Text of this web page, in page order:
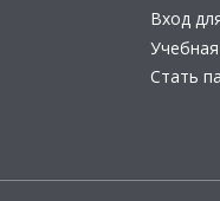
Вход
Стать